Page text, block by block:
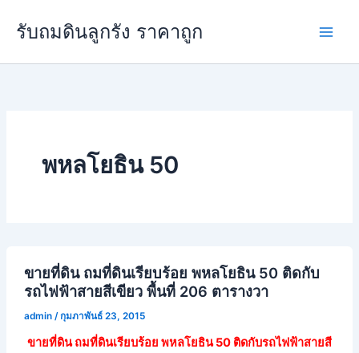
รับถมดินลูกรัง ราคาถูก
พหลโยธิน 50
ขายที่ดิน ถมที่ดินเรียบร้อย พหลโยธิน 50 ติดกับ
รถไฟฟ้าสายสีเขียว พื้นที่ 206 ตารางวา
admin /กุมภาพันธ์ 23, 2015
ขายที่ดิน ถมที่ดินเรียบร้อย พหลโยธิน 50 ติดกับรถไฟฟ้าสายสี